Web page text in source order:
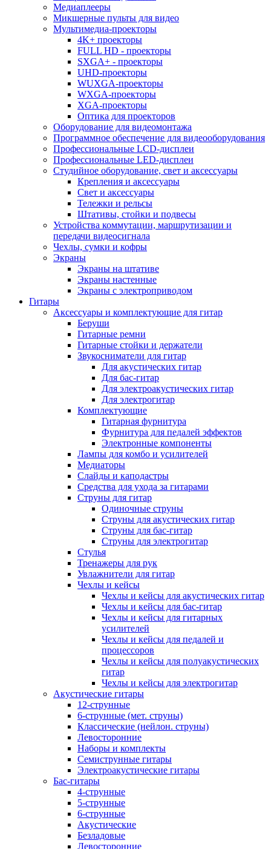
Медиаплееры
Микшерные пульты для видео
Мультимедиа-проекторы
4K+ проекторы
FULL HD - проекторы
SXGA+ - проекторы
UHD-проекторы
WUXGA-проекторы
WXGA-проекторы
XGA-проекторы
Оптика для проекторов
Оборудование для видеомонтажа
Программное обеспечение для видеооборудования
Профессиональные LCD-дисплеи
Профессиональные LED-дисплеи
Студийное оборудование, свет и аксессуары
Крепления и аксессуары
Свет и аксессуары
Тележки и рельсы
Штативы, стойки и подвесы
Устройства коммутации, маршрутизации и
передачи видеосигнала
Чехлы, сумки и кофры
Экраны
Экраны на штативе
Экраны настенные
Экраны с электроприводом
Гитары
Аксессуары и комплектующие для гитар
Беруши
Гитарные ремни
Гитарные стойки и держатели
Звукосниматели для гитар
Для акустических гитар
Для бас-гитар
Для электроакустических гитар
Для электрогитар
Комплектующие
Гитарная фурнитура
Фурнитура для педалей эффектов
Электронные компоненты
Лампы для комбо и усилителей
Медиаторы
Слайды и каподастры
Средства для ухода за гитарами
Струны для гитар
Одиночные струны
Струны для акустических гитар
Струны для бас-гитар
Струны для электрогитар
Стулья
Тренажеры для рук
Увлажнители для гитар
Чехлы и кейсы
Чехлы и кейсы для акустических гитар
Чехлы и кейсы для бас-гитар
Чехлы и кейсы для гитарных
усилителей
Чехлы и кейсы для педалей и
процессоров
Чехлы и кейсы для полуакустических
гитар
Чехлы и кейсы для электрогитар
Акустические гитары
12-струнные
6-струнные (мет. струны)
Классические (нейлон. струны)
Левосторонние
Наборы и комплекты
Семиструнные гитары
Электроакустические гитары
Бас-гитары
4-струнные
5-струнные
6-струнные
Акустические
Безладовые
Левосторонние